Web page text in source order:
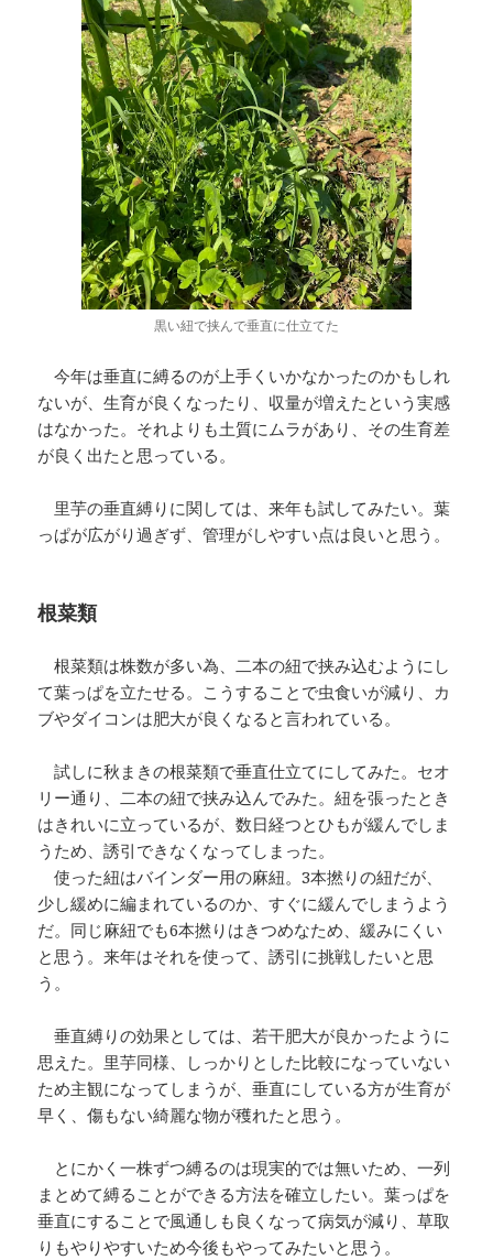
黒い紐で挟んで垂直に仕立てた
今年は垂直に縛るのが上手くいかなかったのかもしれ
ないが、生育が良くなったり、収量が増えたという実感
はなかった。それよりも土質にムラがあり、その生育差
が良く出たと思っている。
里芋の垂直縛りに関しては、来年も試してみたい。葉
っぱが広がり過ぎず、管理がしやすい点は良いと思う。
根菜類
根菜類は株数が多い為、二本の紐で挟み込むようにし
て葉っぱを立たせる。こうすることで虫食いが減り、カ
ブやダイコンは肥大が良くなると言われている。
試しに秋まきの根菜類で垂直仕立てにしてみた。セオ
リー通り、二本の紐で挟み込んでみた。紐を張ったとき
はきれいに立っているが、数日経つとひもが緩んでしま
うため、誘引できなくなってしまった。
使った紐はバインダー用の麻紐。3本撚りの紐だが、
少し緩めに編まれているのか、すぐに緩んでしまうよう
だ。同じ麻紐でも6本撚りはきつめなため、緩みにくい
と思う。来年はそれを使って、誘引に挑戦したいと思
う。
垂直縛りの効果としては、若干肥大が良かったように
思えた。里芋同様、しっかりとした比較になっていない
ため主観になってしまうが、垂直にしている方が生育が
早く、傷もない綺麗な物が穫れたと思う。
とにかく一株ずつ縛るのは現実的では無いため、一列
まとめて縛ることができる方法を確立したい。葉っぱを
垂直にすることで風通しも良くなって病気が減り、草取
りもやりやすいため今後もやってみたいと思う。